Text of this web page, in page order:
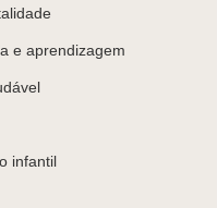
e aprendizagem
infantil